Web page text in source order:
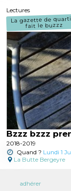
Lectures
La gazette de
fait le buzzz
Bzzz bzzz
2018-2019
Quand ? Lundi 1
La Butte Bergeyre
adhérer